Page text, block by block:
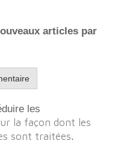
articles par
les
la façon dont les
sont traitées.